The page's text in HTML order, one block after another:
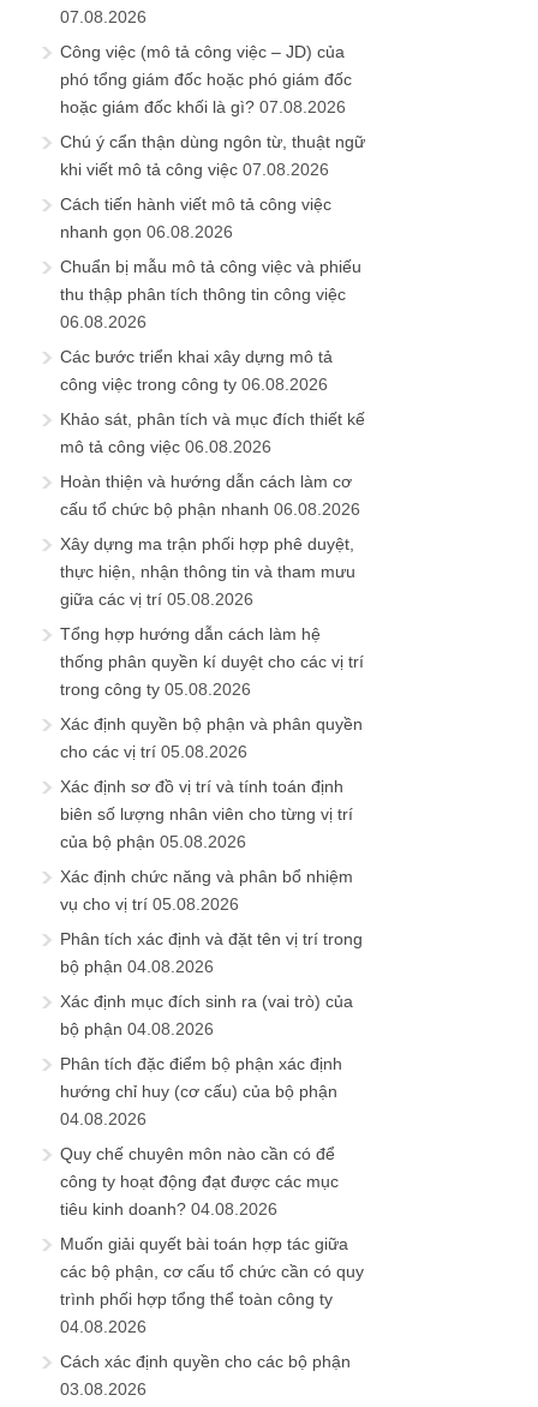
07.08.2026
Công việc (mô tả công việc – JD) của
phó tổng giám đốc hoặc phó giám đốc
hoặc giám đốc khối là gì? 07.08.2026
Chú ý cẩn thận dùng ngôn từ, thuật ngữ
khi viết mô tả công việc 07.08.2026
Cách tiến hành viết mô tả công việc
nhanh gọn 06.08.2026
Chuẩn bị mẫu mô tả công việc và phiếu
thu thập phân tích thông tin công việc
06.08.2026
Các bước triển khai xây dựng mô tả
công việc trong công ty 06.08.2026
Khảo sát, phân tích và mục đích thiết kế
mô tả công việc 06.08.2026
Hoàn thiện và hướng dẫn cách làm cơ
cấu tổ chức bộ phận nhanh 06.08.2026
Xây dựng ma trận phối hợp phê duyệt,
thực hiện, nhận thông tin và tham mưu
giữa các vị trí 05.08.2026
Tổng hợp hướng dẫn cách làm hệ
thống phân quyền kí duyệt cho các vị trí
trong công ty 05.08.2026
Xác định quyền bộ phận và phân quyền
cho các vị trí 05.08.2026
Xác định sơ đồ vị trí và tính toán định
biên số lượng nhân viên cho từng vị trí
của bộ phận 05.08.2026
Xác định chức năng và phân bổ nhiệm
vụ cho vị trí 05.08.2026
Phân tích xác định và đặt tên vị trí trong
bộ phận 04.08.2026
Xác định mục đích sinh ra (vai trò) của
bộ phận 04.08.2026
Phân tích đặc điểm bộ phận xác định
hướng chỉ huy (cơ cấu) của bộ phận
04.08.2026
Quy chế chuyên môn nào cần có để
công ty hoạt động đạt được các mục
tiêu kinh doanh? 04.08.2026
Muốn giải quyết bài toán hợp tác giữa
các bộ phận, cơ cấu tổ chức cần có quy
trình phối hợp tổng thể toàn công ty
04.08.2026
Cách xác định quyền cho các bộ phận
03.08.2026